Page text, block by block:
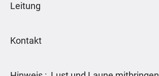
Leitung
Kontakt